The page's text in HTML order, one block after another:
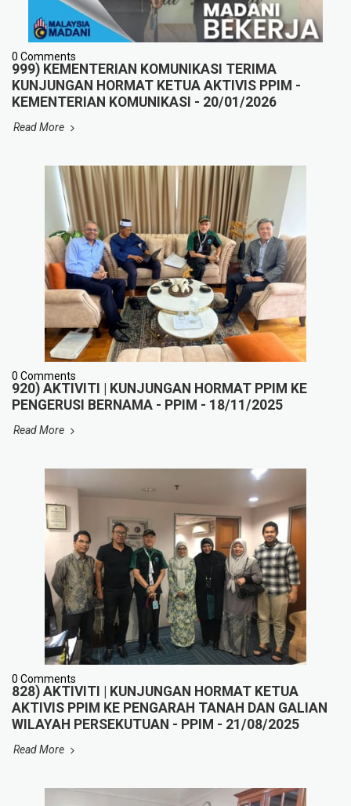
0 Comments
999) KEMENTERIAN KOMUNIKASI TERIMA
KUNJUNGAN HORMAT KETUA AKTIVIS PPIM -
KEMENTERIAN KOMUNIKASI - 20/01/2026
Read More
0 Comments
920) AKTIVITI | KUNJUNGAN HORMAT PPIM KE
PENGERUSI BERNAMA - PPIM - 18/11/2025
Read More
0 Comments
828) AKTIVITI | KUNJUNGAN HORMAT KETUA
AKTIVIS PPIM KE PENGARAH TANAH DAN GALIAN
WILAYAH PERSEKUTUAN - PPIM - 21/08/2025
Read More